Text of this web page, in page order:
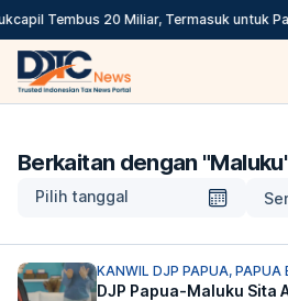
Tembus 20 Miliar, Termasuk untuk
Berkaitan dengan "Maluku
Pilih tanggal
KANWIL DJP PAPUA, PAPUA
DJP Papua-Maluku Sita